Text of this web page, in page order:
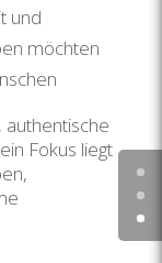
und
möchten
Fokus liegt